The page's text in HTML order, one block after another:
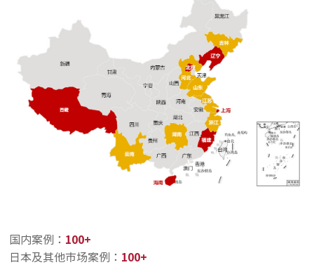
国内案例： 100+
日本及其他市场案例： 100+